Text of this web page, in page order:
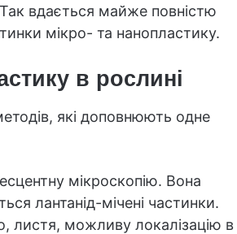
вдається майже повністю
мікро- та нанопластику.
в рослині
які доповнюють одне
мікроскопію. Вона
лантанід-мічені частинки.
листя, можливу локалізацію в